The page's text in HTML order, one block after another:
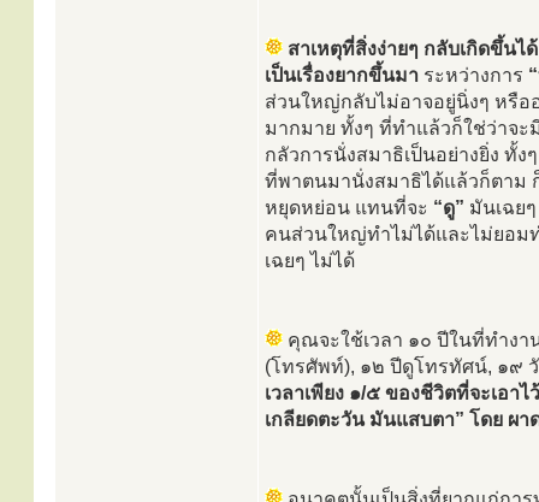
สาเหตุที่สิ่งง่ายๆ กลับเกิดขึ้นไ
เป็นเรื่องยากขึ้นมา ระหว่างการ
ส่วนใหญ่กลับไม่อาจอยู่นิ่งๆ หรือ
มากมาย ทั้งๆ ที่ทำแล้วก็ใช่ว่าจะ
กลัวการนั่งสมาธิเป็นอย่างยิ่ง ทั้
ที่พาตนมานั่งสมาธิได้แล้วก็ตาม
หยุดหย่อน แทนที่จะ “ดู” มันเฉย
คนส่วนใหญ่ทำไม่ได้และไม่ยอม
เฉยๆ ไม่ได้
คุณจะใช้เวลา ๑๐ ปีในที่ทำงา
(โทรศัพท์), ๑๒ ปีดูโทรทัศน์, ๑๙
เวลาเพียง ๑/๕ ของชีวิตที่จะเอา
เกลียดตะวัน มันแสบตา” โดย ผ